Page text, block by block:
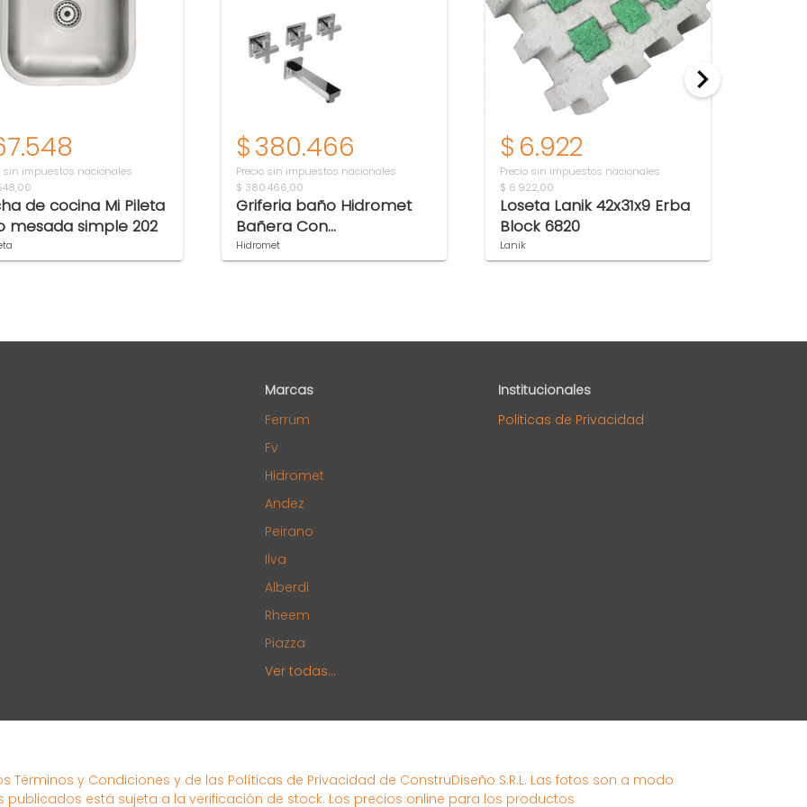
sin impuestos nacionales
de cocina Mi Pileta
mesada simple 202
$380.466
Precio sin impuestos nacionales
$ 380.466,00
Griferia baño Hidromet
Bañera Con
Transferencia Block Cruz
Hidromet
$ 6.922
Precio sin impuestos nacionales
$ 6.922,00
Loseta Lanik 42x31x9 Erba
Block 6820
Lanik
Marcas
Ferrum
Fv
Hidromet
Andez
Peirano
Ilva
Alberdi
Rheem
Piazza
Ver todas...
Institucionales
Politicas de Privacidad
y Condiciones y de las Políticas de Privacidad de ConstruDiseño S.R.L. Las fotos son a modo
está sujeta a la verificación de stock. Los precios online para los productos